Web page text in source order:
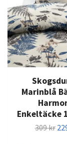
Marinblå
Enkeltäcke
309 kr